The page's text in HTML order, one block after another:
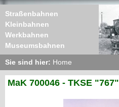
Straßenbahnen
Kleinbahnen
Werkbahnen
Museumsbahnen
Sie sind hier: Home
MaK 700046 - TKSE "767"